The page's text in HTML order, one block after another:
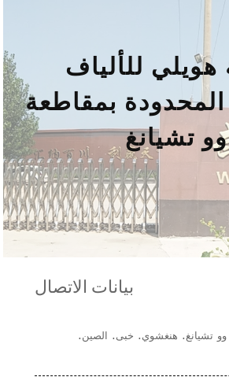
للألياف
المحدودة بمقاطعة
وو تشيانغ
بيانات الاتصال
وو تشيانغ. هنغشوي. خبى. الصين.